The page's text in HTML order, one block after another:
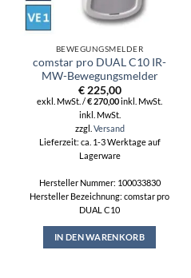
BEWEGUNGSMELDER
comstar pro DUAL C10 IR-
MW-Bewegungsmelder
€225,00
exkl. MwSt. /€270,00inkl. MwSt.
inkl. MwSt.
zzgl. Versand
Lieferzeit: ca. 1-3 Werktage auf
Lagerware
Hersteller Nummer: 100033830
Hersteller Bezeichnung: comstar pro
DUAL C10
IN DEN WARENKORB